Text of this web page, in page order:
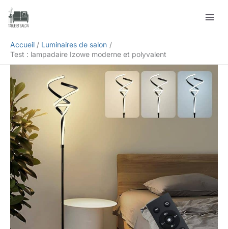
Aller
Accueil
Luminaires de salon
Test : lampadaire Izowe moderne et polyvalent
Rechercher